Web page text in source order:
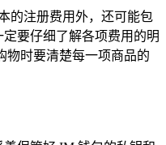
的注册费用外，还可能包
要仔细了解各项费用的明
物时要清楚每一项商品的